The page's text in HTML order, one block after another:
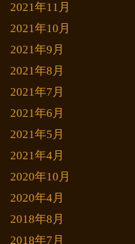
2021年11月
2021年10月
2021年9月
2021年8月
2021年7月
2021年6月
2021年5月
2021年4月
2020年10月
2020年4月
2018年8月
2018年7月